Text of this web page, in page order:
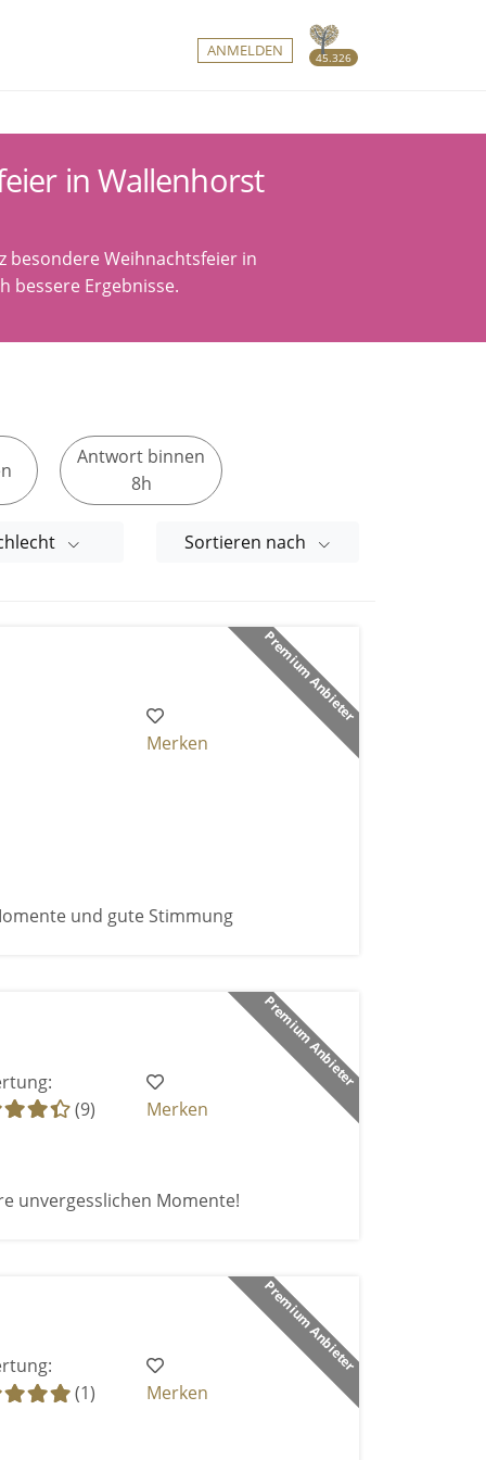
45.326
ANMELDEN
in Wallenhorst
besondere Weihnachtsfeier in
bessere Ergebnisse.
Antwort binnen
8h
Sortieren nach
Premium Anbieter
Merken
und gute Stimmung
Premium Anbieter
(9)
Merken
unvergesslichen Momente!
Premium Anbieter
(1)
Merken